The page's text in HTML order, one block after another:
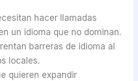
hacer llamadas
un idioma que no dominan.
barreras de idioma al
locales.
quieren expandir